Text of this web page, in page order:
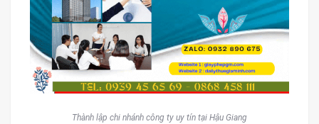
Thành lập chi nhánh công ty uy tín tại Hậu Giang